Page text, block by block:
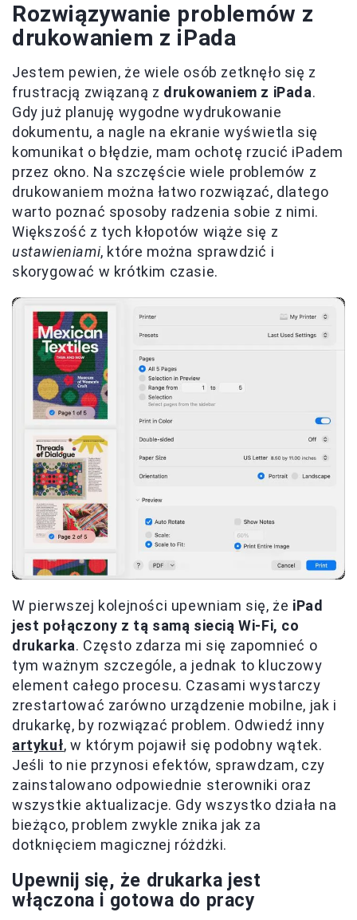
Rozwiązywanie problemów z
drukowaniem z iPada
Jestem pewien, że wiele osób zetknęło się z
frustracją związaną z drukowaniem z iPada.
Gdy już planuję wygodne wydrukowanie
dokumentu, a nagle na ekranie wyświetla się
komunikat o błędzie, mam ochotę rzucić iPadem
przez okno. Na szczęście wiele problemów z
drukowaniem można łatwo rozwiązać, dlatego
warto poznać sposoby radzenia sobie z nimi.
Większość z tych kłopotów wiąże się z
ustawieniami, które można sprawdzić i
skorygować w krótkim czasie.
W pierwszej kolejności upewniam się, że iPad
jest połączony z tą samą siecią Wi-Fi, co
drukarka. Często zdarza mi się zapomnieć o
tym ważnym szczególe, a jednak to kluczowy
element całego procesu. Czasami wystarczy
zrestartować zarówno urządzenie mobilne, jak i
drukarkę, by rozwiązać problem. Odwiedź inny
artykuł, w którym pojawił się podobny wątek.
Jeśli to nie przynosi efektów, sprawdzam, czy
zainstalowano odpowiednie sterowniki oraz
wszystkie aktualizacje. Gdy wszystko działa na
bieżąco, problem zwykle znika jak za
dotknięciem magicznej różdżki.
Upewnij się, że drukarka jest
włączona i gotowa do pracy